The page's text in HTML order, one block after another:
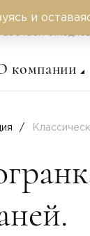
компании
и